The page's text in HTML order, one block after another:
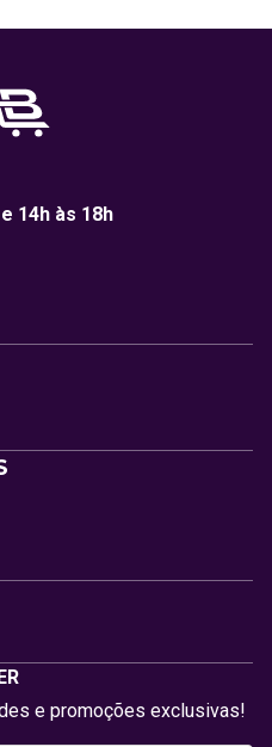
14h às 18h
e promoções exclusivas!